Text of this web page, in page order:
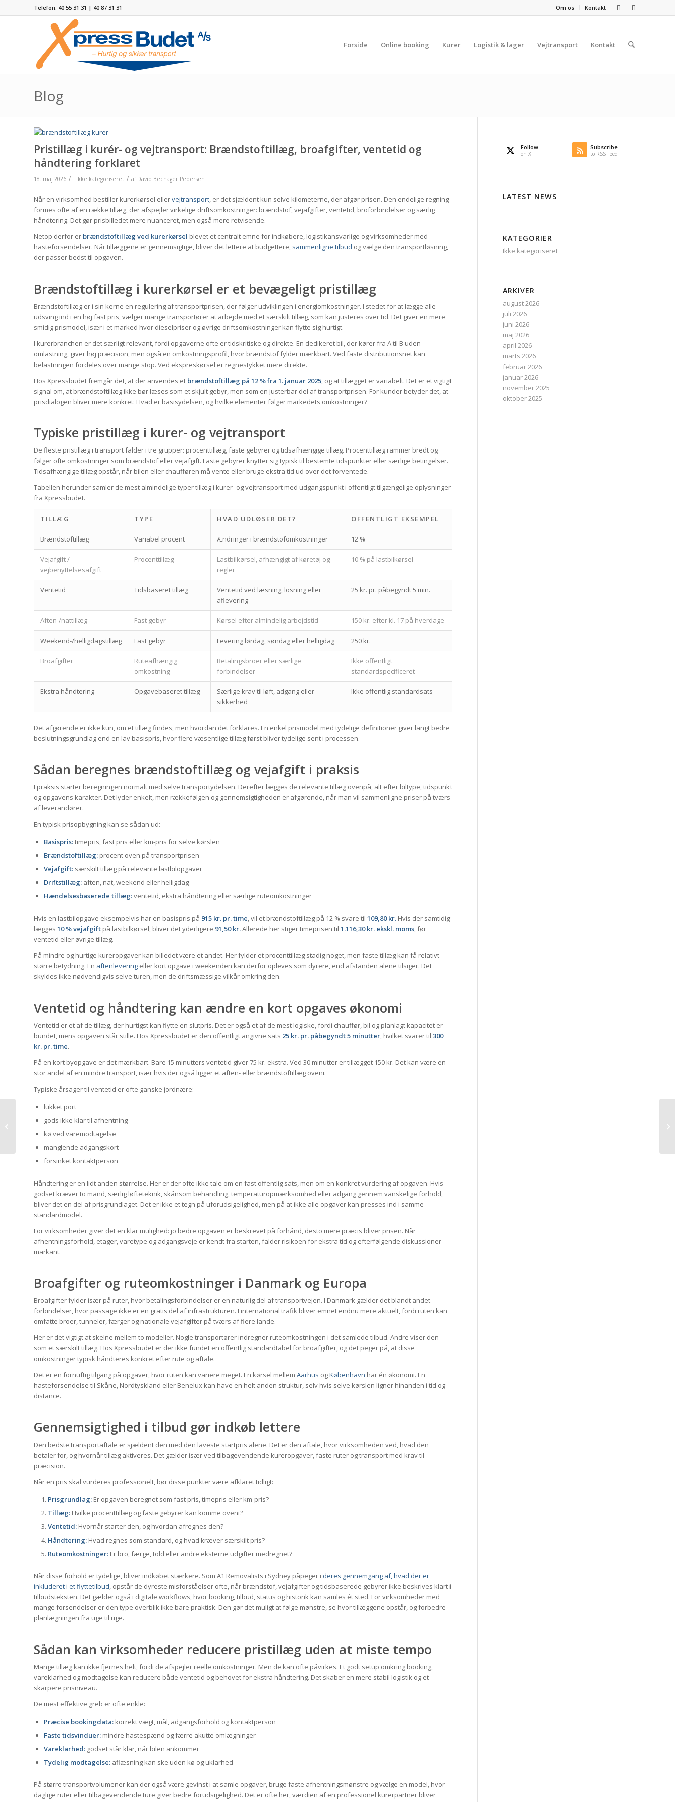
Om os Kontakt
Telefon: 40 55 31 31 | 40 87 31 31
Forside Online booking Kurer Logistik & lager Vejtransport Kontakt
Blog
Pristillæg i kurér- og vejtransport: Brændstoftillæg, broafgifter, ventetid og
håndtering forklaret
18. maj 2026 / i Ikke kategoriseret / af David Bechager Pedersen
Når en virksomhed bestiller kurerkørsel ellervejtransport, er det sjældent kun selve kilometerne, der afgør prisen. Den endelige regning
formes ofte af en række tillæg, der afspejler virkelige driftsomkostninger: brændstof, vejafgifter, ventetid, broforbindelser og særlig
håndtering. Det gør prisbilledet mere nuanceret, men også mere retvisende.
Netop derfor er brændstoftillæg ved kurerkørsel blevet et centralt emne for indkøbere, logistikansvarlige og virksomheder med
hasteforsendelser. Når tillæggene er gennemsigtige, bliver det lettere at budgettere, sammenligne tilbud og vælge den transportløsning,
der passer bedst til opgaven.
Brændstoftillæg i kurerkørsel er et bevægeligt pristillæg
Brændstoftillæg er i sin kerne en regulering af transportprisen, der følger udviklingen i energiomkostninger. I stedet for at lægge alle
udsving ind i en høj fast pris, vælger mange transportører at arbejde med et særskilt tillæg, som kan justeres over tid. Det giver en mere
smidig prismodel, især i et marked hvor dieselpriser og øvrige driftsomkostninger kan flytte sig hurtigt.
I kurerbranchen er det særligt relevant, fordi opgaverne ofte er tidskritiske og direkte. En dedikeret bil, der kører fra A til B uden
omlastning, giver høj præcision, men også en omkostningsprofil, hvor brændstof fylder mærkbart. Ved faste distributionsnet kan
belastningen fordeles over mange stop. Ved ekspreskørsel er regnestykket mere direkte.
Hos Xpressbudet fremgår det, at der anvendes et brændstoftillæg på 12 % fra 1. januar 2025, og at tillægget er variabelt. Det er et vigtigt
signal om, at brændstoftillæg ikke bør læses som et skjult gebyr, men som en justerbar del af transportprisen. For kunder betyder det, at
prisdialogen bliver mere konkret: Hvad er basisydelsen, og hvilke elementer følger markedets omkostninger?
Typiske pristillæg i kurer- og vejtransport
De fleste pristillæg i transport falder i tre grupper: procenttillæg, faste gebyrer og tidsafhængige tillæg. Procenttillæg rammer bredt og
følger ofte omkostninger som brændstof eller vejafgift. Faste gebyrer knytter sig typisk til bestemte tidspunkter eller særlige betingelser.
Tidsafhængige tillæg opstår, når bilen eller chaufføren må vente eller bruge ekstra tid ud over det forventede.
Tabellen herunder samler de mest almindelige typer tillæg i kurer- og vejtransport med udgangspunkt i offentligt tilgængelige oplysninger
fra Xpressbudet.
TILLÆG TYPE HVAD UDLØSER DET? OFFENTLIGT EKSEMPEL
Brændstoftillæg Variabel procent Ændringer i brændstofomkostninger 12 %
Vejafgift /
vejbenyttelsesafgift
Procenttillæg
Lastbilkørsel, afhængigt af køretøj og
regler
10 % på lastbilkørsel
Ventetid Tidsbaseret tillæg
Ventetid ved læsning, losning eller
aflevering
25 kr. pr. påbegyndt 5 min.
Aften-/nattillæg Fast gebyr Kørsel efter almindelig arbejdstid 150 kr. efter kl. 17 på hverdage
Weekend-/helligdagstillæg Fast gebyr Levering lørdag, søndag eller helligdag 250 kr.
Broafgifter
Ruteafhængig
omkostning
Betalingsbroer eller særlige
forbindelser
Ikke offentligt
standardspecificeret
Ekstra håndtering Opgavebaseret tillæg
Særlige krav til løft, adgang eller
sikkerhed
Ikke offentlig standardsats
Det afgørende er ikke kun, om et tillæg findes, men hvordan det forklares. En enkel prismodel med tydelige definitioner giver langt bedre
beslutningsgrundlag end en lav basispris, hvor flere væsentlige tillæg først bliver tydelige sent i processen.
Sådan beregnes brændstoftillæg og vejafgift i praksis
I praksis starter beregningen normalt med selve transportydelsen. Derefter lægges de relevante tillæg ovenpå, alt efter biltype, tidspunkt
og opgavens karakter. Det lyder enkelt, men rækkefølgen og gennemsigtigheden er afgørende, når man vil sammenligne priser på tværs
af leverandører.
En typisk prisopbygning kan se sådan ud:
Basispris:timepris, fast pris eller km-pris for selve kørslen
Brændstoftillæg: procent oven på transportprisen
Vejafgift: særskilt tillæg på relevante lastbilopgaver
Driftstillæg: aften, nat, weekend eller helligdag
Hændelsesbaserede tillæg:ventetid, ekstra håndtering eller særlige ruteomkostninger
Hvis en lastbilopgave eksempelvis har en basispris på 915 kr. pr. time, vil et brændstoftillæg på 12 % svare til 109,80 kr. Hvis der samtidig
lægges 10 % vejafgift på lastbilkørsel, bliver det yderligere 91,50 kr.Allerede her stiger timeprisen til 1.116,30 kr. ekskl. moms, før
ventetid eller øvrige tillæg.
På mindre og hurtige kureropgaver kan billedet være et andet. Her fylder et procenttillæg stadig noget, men faste tillæg kan få relativt
større betydning. En aftenlevering eller kort opgave i weekenden kan derfor opleves som dyrere, end afstanden alene tilsiger. Det
skyldes ikke nødvendigvis selve turen, men de driftsmæssige vilkår omkring den.
Ventetid og håndtering kan ændre en kort opgaves økonomi
Ventetid er et af de tillæg, der hurtigst kan flytte en slutpris. Det er også et af de mest logiske, fordi chauffør, bil og planlagt kapacitet er
bundet, mens opgaven står stille. Hos Xpressbudet er den offentligt angivne sats 25 kr. pr. påbegyndt 5 minutter, hvilket svarer til 300
kr. pr. time.
På en kort byopgave er det mærkbart. Bare 15 minutters ventetid giver 75 kr. ekstra. Ved 30 minutter er tillægget 150 kr. Det kan være en
stor andel af en mindre transport, især hvis der også ligger et aften- eller brændstoftillæg oveni.
Typiske årsager til ventetid er ofte ganske jordnære:
lukket port
gods ikke klar til afhentning
kø ved varemodtagelse
manglende adgangskort
forsinket kontaktperson
Håndtering er en lidt anden størrelse. Her er der ofte ikke tale om en fast offentlig sats, men om en konkret vurdering af opgaven. Hvis
godset kræver to mand, særlig løfteteknik, skånsom behandling, temperaturopmærksomhed eller adgang gennem vanskelige forhold,
bliver det en del af prisgrundlaget. Det er ikke et tegn på uforudsigelighed, men på at ikke alle opgaver kan presses ind i samme
standardmodel.
For virksomheder giver det en klar mulighed: jo bedre opgaven er beskrevet på forhånd, desto mere præcis bliver prisen. Når
afhentningsforhold, etager, varetype og adgangsveje er kendt fra starten, falder risikoen for ekstra tid og efterfølgende diskussioner
markant.
Broafgifter og ruteomkostninger i Danmark og Europa
Broafgifter fylder især på ruter, hvor betalingsforbindelser er en naturlig del af transportvejen. I Danmark gælder det blandt andet
forbindelser, hvor passage ikke er en gratis del af infrastrukturen. I international trafik bliver emnet endnu mere aktuelt, fordi ruten kan
omfatte broer, tunneler, færger og nationale vejafgifter på tværs af flere lande.
Her er det vigtigt at skelne mellem to modeller. Nogle transportører indregner ruteomkostningen i det samlede tilbud. Andre viser den
som et særskilt tillæg. Hos Xpressbudet er der ikke fundet en offentlig standardtabel for broafgifter, og det peger på, at disse
omkostninger typisk håndteres konkret efter rute og aftale.
Det er en fornuftig tilgang på opgaver, hvor ruten kan variere meget. En kørsel mellem Aarhus ogKøbenhavn har én økonomi. En
hasteforsendelse til Skåne, Nordtyskland eller Benelux kan have en helt anden struktur, selv hvis selve kørslen ligner hinanden i tid og
distance.
Gennemsigtighed i tilbud gør indkøb lettere
Den bedste transportaftale er sjældent den med den laveste startpris alene. Det er den aftale, hvor virksomheden ved, hvad den
betaler for, og hvornår tillæg aktiveres. Det gælder især ved tilbagevendende kureropgaver, faste ruter og transport med krav til
præcision.
Når en pris skal vurderes professionelt, bør disse punkter være afklaret tidligt:
Prisgrundlag: Er opgaven beregnet som fast pris, timepris eller km-pris?
Tillæg: Hvilke procenttillæg og faste gebyrer kan komme oveni?
Ventetid: Hvornår starter den, og hvordan afregnes den?
Håndtering: Hvad regnes som standard, og hvad kræver særskilt pris?
Ruteomkostninger: Er bro, færge, told eller andre eksterne udgifter medregnet?
Når disse forhold er tydelige, bliver indkøbet stærkere. Som A1 Removalists i Sydney påpeger i deres gennemgang af, hvad der er
inkluderet i et flyttetilbud, opstår de dyreste misforståelser ofte, når brændstof, vejafgifter og tidsbaserede gebyrer ikke beskrives klart i
tilbudsteksten. Det gælder også i digitale workflows, hvor booking, tilbud, status og historik kan samles ét sted. For virksomheder med
mange forsendelser er den type overblik ikke bare praktisk. Den gør det muligt at følge mønstre, se hvor tillæggene opstår, og forbedre
planlægningen fra uge til uge.
Sådan kan virksomheder reducere pristillæg uden at miste tempo
Mange tillæg kan ikke fjernes helt, fordi de afspejler reelle omkostninger. Men de kan ofte påvirkes. Et godt setup omkring booking,
vareklarhed og modtagelse kan reducere både ventetid og behovet for ekstra håndtering. Det skaber en mere stabil logistik og et
skarpere prisniveau.
De mest effektive greb er ofte enkle:
Præcise bookingdata: korrekt vægt, mål, adgangsforhold og kontaktperson
Faste tidsvinduer: mindre hastespænd og færre akutte omlægninger
Vareklarhed: godset står klar, når bilen ankommer
Tydelig modtagelse: aflæsning kan ske uden kø og uklarhed
På større transportvolumener kan der også være gevinst i at samle opgaver, bruge faste afhentningsmønstre og vælge en model, hvor
daglige ruter eller tilbagevendende ture giver bedre forudsigelighed. Det er ofte her, værdien af en professionel kurerpartner bliver
Follow
on X
Subscribe
to RSS Feed
LATEST NEWS
KATEGORIER
Ikke kategoriseret
ARKIVER
august 2026
juli 2026
juni 2026
maj 2026
april 2026
marts 2026
februar 2026
januar 2026
november 2025
oktober 2025
Levering før kl. 9/12 vs.
samme-dag kurér:
Hvad skal du vælge til